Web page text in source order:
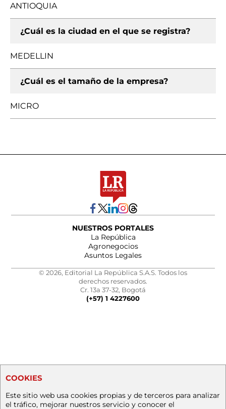
ANTIOQUIA
¿Cuál es la ciudad en el que se registra?
MEDELLIN
¿Cuál es el tamaño de la empresa?
MICRO
NUESTROS PORTALES
La República
Agronegocios
Asuntos Legales
© 2026, Editorial La República S.A.S. Todos los
derechos reservados.
Cr. 13a 37-32, Bogotá
(+57) 1 4227600
COOKIES
Este sitio web usa cookies propias y de terceros para analizar
el tráfico, mejorar nuestros servicio y conocer el